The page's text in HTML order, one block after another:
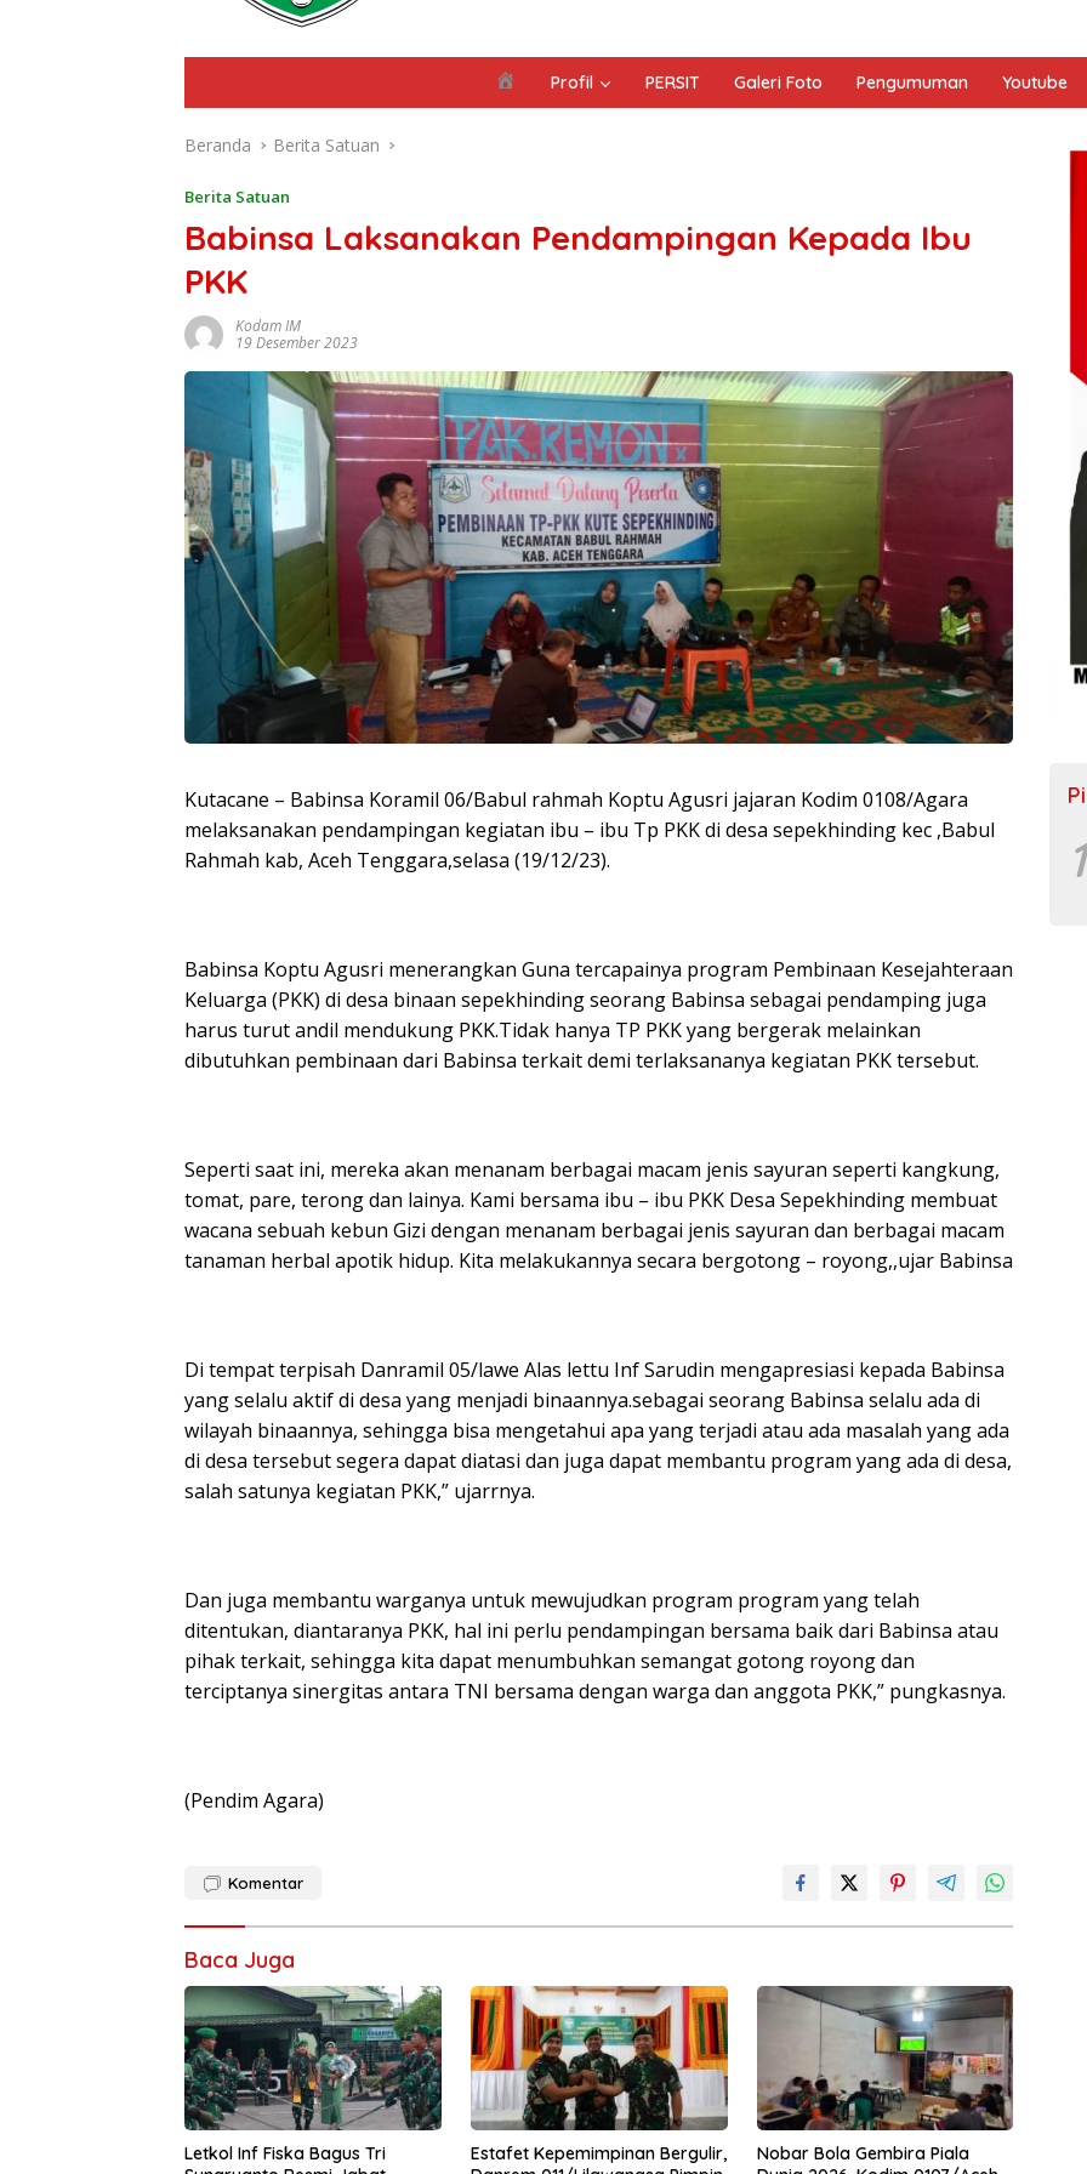
e
Profil PERSIT Galeri Foto Pengumuman Youtube
Beranda Berita Satuan
Berita Satuan
Babinsa Laksanakan Pendampingan Kepada Ibu
PKK
Kodam IM
19 Desember 2023
Kutacane – Babinsa Koramil 06/Babul rahmah Koptu Agusri jajaran Kodim 0108/Agara
melaksanakan pendampingan kegiatan ibu – ibu Tp PKK di desa sepekhinding kec ,Babul
Rahmah kab, Aceh Tenggara,selasa (19/12/23).
Babinsa Koptu Agusri menerangkan Guna tercapainya program Pembinaan Kesejahteraan
Keluarga (PKK) di desa binaan sepekhinding seorang Babinsa sebagai pendamping juga
harus turut andil mendukung PKK.Tidak hanya TP PKK yang bergerak melainkan
dibutuhkan pembinaan dari Babinsa terkait demi terlaksananya kegiatan PKK tersebut.
Seperti saat ini, mereka akan menanam berbagai macam jenis sayuran seperti kangkung,
tomat, pare, terong dan lainya. Kami bersama ibu – ibu PKK Desa Sepekhinding membuat
wacana sebuah kebun Gizi dengan menanam berbagai jenis sayuran dan berbagai macam
tanaman herbal apotik hidup. Kita melakukannya secara bergotong – royong,,ujar Babinsa
Di tempat terpisah Danramil 05/lawe Alas lettu Inf Sarudin mengapresiasi kepada Babinsa
yang selalu aktif di desa yang menjadi binaannya.sebagai seorang Babinsa selalu ada di
wilayah binaannya, sehingga bisa mengetahui apa yang terjadi atau ada masalah yang ada
di desa tersebut segera dapat diatasi dan juga dapat membantu program yang ada di desa,
salah satunya kegiatan PKK,” ujarrnya.
Dan juga membantu warganya untuk mewujudkan program program yang telah
ditentukan, diantaranya PKK, hal ini perlu pendampingan bersama baik dari Babinsa atau
pihak terkait, sehingga kita dapat menumbuhkan semangat gotong royong dan
terciptanya sinergitas antara TNI bersama dengan warga dan anggota PKK,” pungkasnya.
(Pendim Agara)
Komentar
Baca Juga
Letkol Inf Fiska Bagus Tri
Estafet Kepemimpinan Bergulir,
Nobar Bola Gembira Piala
1